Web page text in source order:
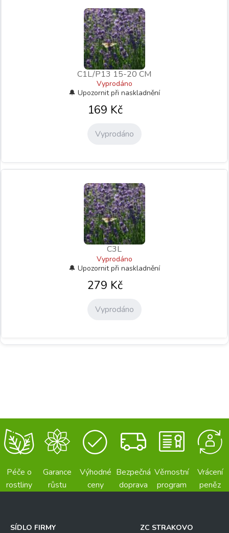
C1L/P13 15-20 CM
Vyprodáno
169 Kč
Vyprodáno
C3L
Vyprodáno
279 Kč
Vyprodáno
Péče o
rostliny
Garance
růstu
Výhodné
ceny
Bezpečná
doprava
Věrnostní
program
Vrácení
peněz
SÍDLO FIRMY
ZC STRAKOVO